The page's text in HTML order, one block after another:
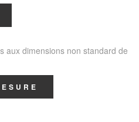
aux dimensions non standard de